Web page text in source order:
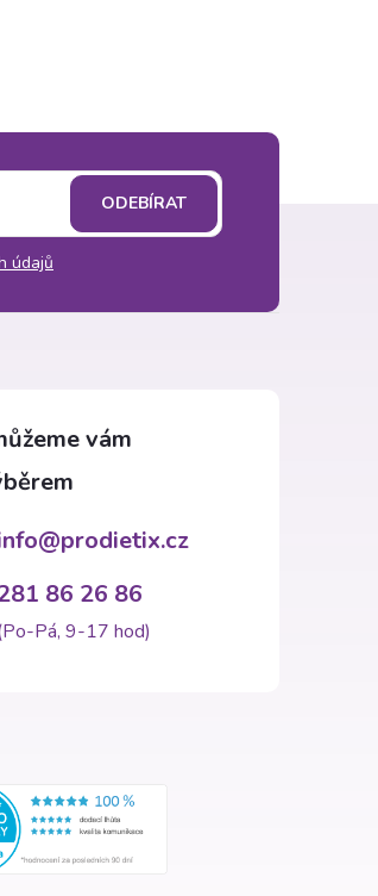
údajů
ODEBÍRAT
@prodietix.cz
86 26 86
Pá, 9-17 hod)